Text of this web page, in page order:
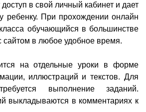
доступ в свой личный кабинет и дает
ребенку. При прохождении онлайн
обучающийся в большинстве
сайтом в любое удобное время.
на отдельные уроки в форме
иллюстраций и текстов. Для
выполнение заданий.
выкладываются в комментариях к